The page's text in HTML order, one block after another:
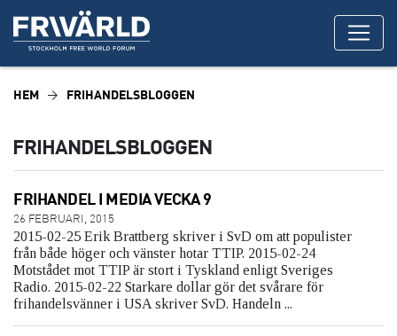
HEM FRIHANDELSBLOGGEN
FRIHANDELSBLOGGEN
FRIHANDEL I MEDIA VECKA 9
26 FEBRUARI, 2015
2015-02-25 Erik Brattberg skriver i SvD om att populister
från både höger och vänster hotar TTIP. 2015-02-24
Motstådet mot TTIP är stort i Tyskland enligt Sveriges
Radio. 2015-02-22 Starkare dollar gör det svårare för
frihandelsvänner i USA skriver SvD. Handeln ...